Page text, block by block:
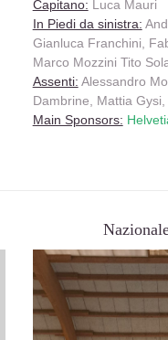
Capitano: Luca Mauri
In Piedi da sinistra:
Gianluca Franchini,
Marco Mozzini Tito
Assenti: Alessandro
Dambrine, Mattia
Main Sponsors: